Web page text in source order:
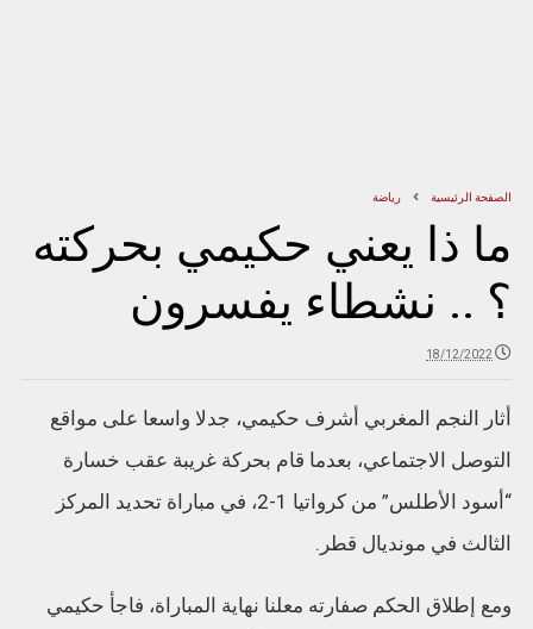
الصفحة الرئيسية رياضة
ما ذا يعني حكيمي بحركته
؟ .. نشطاء يفسرون
18/12/2022
أثار النجم المغربي أشرف حكيمي، جدلا واسعا على مواقع
التوصل الاجتماعي، بعدما قام بحركة غريبة عقب خسارة
“أسود الأطلس” من كرواتيا 1-2، في مباراة تحديد المركز
الثالث في مونديال قطر.
ومع إطلاق الحكم صفارته معلنا نهاية المباراة، فاجأ حكيمي